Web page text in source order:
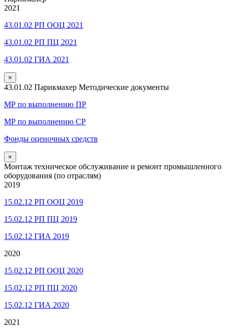
2021
43.01.02 РП ООЦ 2021
43.01.02 РП ПЦ 2021
43.01.02 ГИА 2021
×
43.01.02 Парикмахер Методические документы
МР по выполнению ПР
МР по выполнению СР
Фонды оценочных средств
×
Монтаж техническое обслуживание и ремонт промышленного
оборудования (по отраслям)
2019
15.02.12 РП ООЦ 2019
15.02.12 РП ПЦ 2019
15.02.12 ГИА 2019
2020
15.02.12 РП ООЦ 2020
15.02.12 РП ПЦ 2020
15.02.12 ГИА 2020
2021